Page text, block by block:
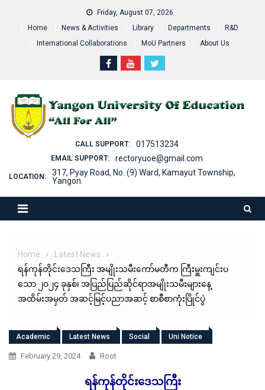
Friday, August 07, 2026
Home
News & Activities Library Departments
R&D
International Collaborations
MoU Partners About Us
CALL SUPPORT: 017513234
EMAIL SUPPORT: rectoryuoe@gmail.com
LOCATION:
317, Pyay Road, No. (9) Ward, Kamayut Township,
Yangon.
Home
Latest News
ရန်ကုန်တိုင်းဒေသကြီး အမျိုးသမီးကော်မတီက ကြီးမှူးကျင်းပ
သော ၂၀၂၄ ခုနှစ်၊ အပြည်ပြည်ဆိုင်ရာအမျိုးသမီးများနေ့
အထိမ်းအမှတ် အဆင့်မြင့်ပညာအဆင့် စာစီစာကုံးပြိုင်ပွဲ
Academic Latest News Social Uni Notice
February 29, 2024 Root
ရန်ကုန်တိုင်းဒေသကြီး